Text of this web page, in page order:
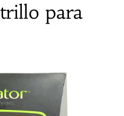
para